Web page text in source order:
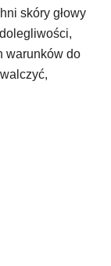
skóry głowy
warunków do